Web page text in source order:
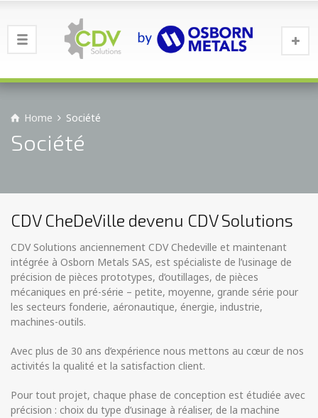
Home Société
Société
CDV CheDeVille devenu CDV Solutions
CDV Solutions anciennement CDV Chedeville et maintenant
intégrée à Osborn Metals SAS, est spécialiste de l’usinage de
précision de pièces prototypes, d’outillages, de pièces
mécaniques en pré-série – petite, moyenne, grande série pour
les secteurs fonderie, aéronautique, énergie, industrie,
machines-outils.
Avec plus de 30 ans d’expérience nous mettons au cœur de nos
activités la qualité et la satisfaction client.
Pour tout projet, chaque phase de conception est étudiée avec
précision : choix du type d’usinage à réaliser, de la machine